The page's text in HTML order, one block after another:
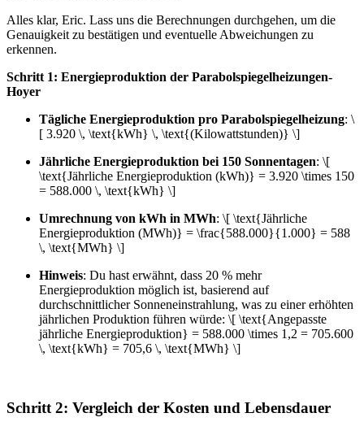
Alles klar, Eric. Lass uns die Berechnungen durchgehen, um die
Genauigkeit zu bestätigen und eventuelle Abweichungen zu
erkennen.
Schritt 1: Energieproduktion der Parabolspiegelheizungen-
Hoyer
Tägliche Energieproduktion pro Parabolspiegelheizung: \
[ 3.920 \, \text{kWh} \, \text{(Kilowattstunden)} \]
Jährliche Energieproduktion bei 150 Sonnentagen: \[
\text{Jährliche Energieproduktion (kWh)} = 3.920 \times 150
= 588.000 \, \text{kWh} \]
Umrechnung von kWh in MWh: \[ \text{Jährliche
Energieproduktion (MWh)} = \frac{588.000}{1.000} = 588
\, \text{MWh} \]
Hinweis: Du hast erwähnt, dass 20 % mehr
Energieproduktion möglich ist, basierend auf
durchschnittlicher Sonneneinstrahlung, was zu einer erhöhten
jährlichen Produktion führen würde: \[ \text{Angepasste
jährliche Energieproduktion} = 588.000 \times 1,2 = 705.600
\, \text{kWh} = 705,6 \, \text{MWh} \]
Schritt 2: Vergleich der Kosten und Lebensdauer